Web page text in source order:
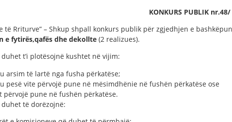
KONKURS PUBLIK nr.48/
të Rriturve” – Shkup shpall konkurs publik për zgjedhjen e
e fytirës,qafës dhe dekollte (2 realizues).
t’i plotësojnë kushtet në vijim:
arsim të lartë nga fusha përkatëse;
pesë vite përvojë pune në mësimdhënie në fushën përkatëse ose
përvojë pune në fushën përkatëse.
të dorëzojnë: